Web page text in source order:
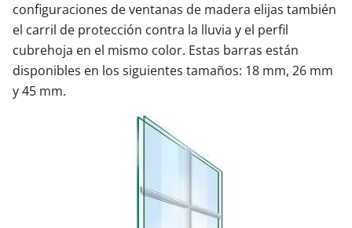
configuraciones de ventanas de madera elijas también
el carril de protección contra la lluvia y el perfil
cubrehoja en el mismo color. Estas barras están
disponibles en los siguientes tamaños: 18 mm, 26 mm
y 45 mm.